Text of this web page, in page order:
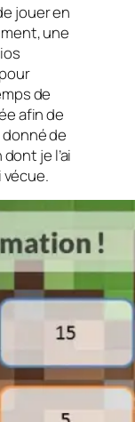
jouer en
une
de
afin de
de
je l’ai
vécue.